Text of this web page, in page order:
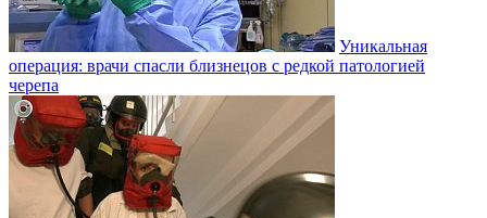
Уникальная
операция: врачи спасли близнецов с редкой патологией
черепа